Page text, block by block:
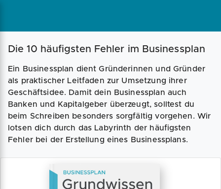
Die 10 häufigsten Fehler im Businessplan
Ein Businessplan dient Gründerinnen und Gründer
als praktischer Leitfaden zur Umsetzung ihrer
Geschäftsidee. Damit dein Businessplan auch
Banken und Kapitalgeber überzeugt, solltest du
beim Schreiben besonders sorgfältig vorgehen. Wir
lotsen dich durch das Labyrinth der häufigsten
Fehler bei der Erstellung eines Businessplans.